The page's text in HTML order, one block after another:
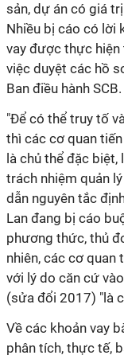
sản, dự án có giá
Nhiều bị cáo có lời
vay được thực hiện
việc duyệt các hồ
Ban điều hành SCB.
"Để có thể truy tố
thì các cơ quan
là chủ thể đặc
trách nhiệm quản
dẫn nguyên tắc
Lan đang bị cáo
phương thức, thủ
nhiên, các cơ quan
với lý do căn cứ
(sửa đổi 2017) "là
Về các khoản vay
phân tích, thực tế,